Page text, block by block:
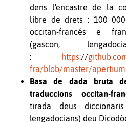
dens l'encastre de la
libre de drets : 100
occitan-francés e
(gascon,
:
https://
fra/blob/master/
Basa de dada bruta
traduccions occitan-
tirada deus
lengadocians) deu